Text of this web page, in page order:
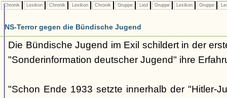
Chronik Lexikon Chronik Lexikon Chronik Gruppe Lied Gruppe Lexikon Gruppe
NS-Terror gegen die Bündische Jugend
Die Bündische Jugend im Exil schildert in der
"Sonderinformation deutscher Jugend" ihre
"Schon Ende 1933 setzte innerhalb der "Hitler-